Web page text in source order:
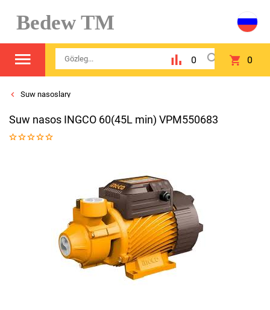
Bedew TM
0 0
Suw nasoslary
Suw nasos INGCO 60(45L min) VPM550683